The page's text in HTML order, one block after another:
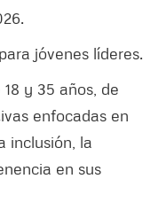
jóvenes líderes.
y 35 años, de
enfocadas en
inclusión, la
en sus